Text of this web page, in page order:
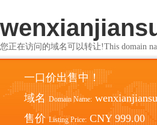
您正在访问的域名可以转让!This domain
一口价出售中！
域名 Domain Name:
售价 Listing Price: CNY 999.00